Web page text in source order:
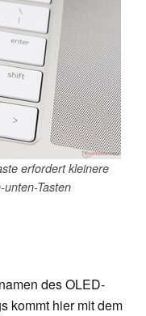
erfordert kleinere
Tasten
des OLED-
kommt hier mit dem